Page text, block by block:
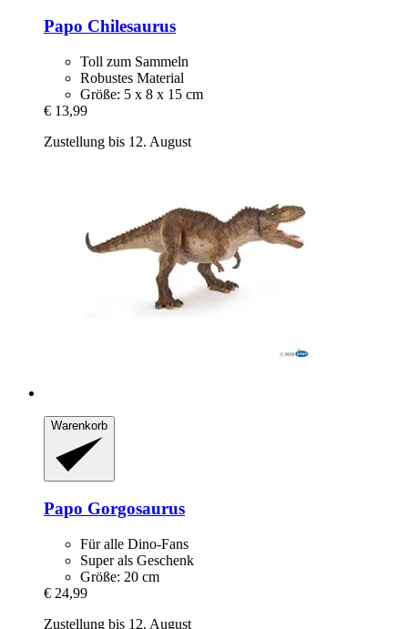
Papo Chilesaurus
Toll zum Sammeln
Robustes Material
Größe: 5 x 8 x 15 cm
€ 13,99
Zustellung bis 12. August
Warenkorb
Papo Gorgosaurus
Für alle Dino-Fans
Super als Geschenk
Größe: 20 cm
€ 24,99
Zustellung bis 12. August